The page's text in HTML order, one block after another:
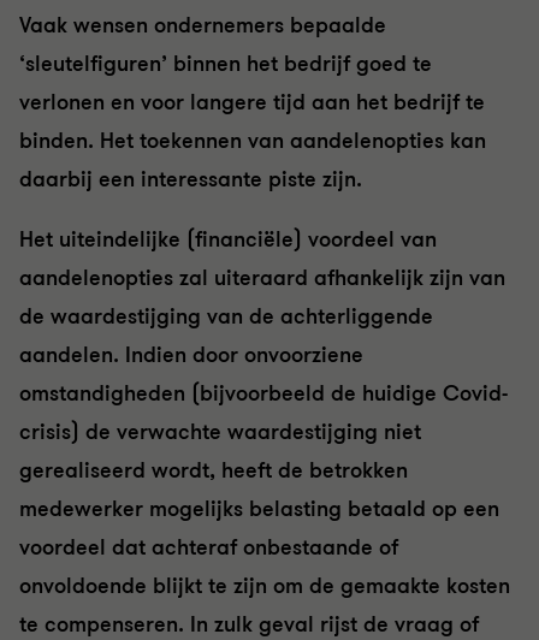
Vaak wensen ondernemers bepaalde
‘sleutelfiguren’ binnen het bedrijf goed te
verlonen en voor langere tijd aan het bedrijf te
binden. Het toekennen van aandelenopties kan
daarbij een interessante piste zijn.
Het uiteindelijke (financiële) voordeel van
aandelenopties zal uiteraard afhankelijk zijn van
de waardestijging van de achterliggende
aandelen. Indien door onvoorziene
omstandigheden (bijvoorbeeld de huidige Covid-
crisis) de verwachte waardestijging niet
gerealiseerd wordt, heeft de betrokken
medewerker mogelijks belasting betaald op een
voordeel dat achteraf onbestaande of
onvoldoende blijkt te zijn om de gemaakte kosten
te compenseren. In zulk geval rijst de vraag of